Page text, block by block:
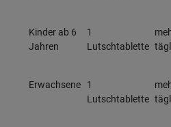
Kinder ab 6
Jahren
1
Lutschtablette
Erwachsene
1
Lutschtablette